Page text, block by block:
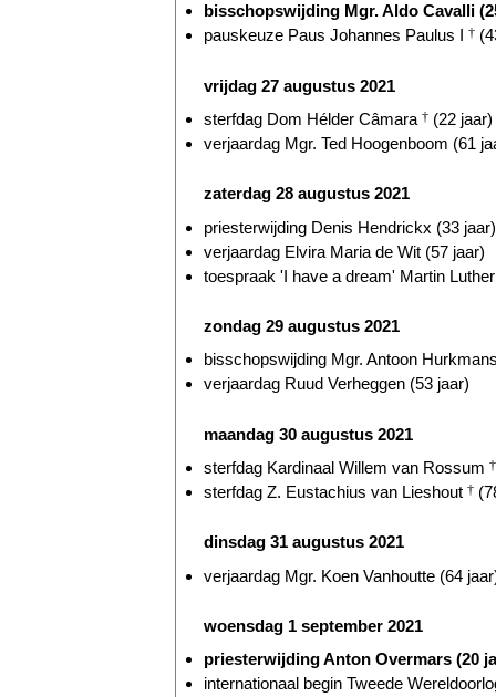
bisschopswijding Mgr. Aldo Cavalli
pauskeuze Paus Johannes Paulus I †
vrijdag 27 augustus 2021
sterfdag Dom Hélder Câmara † (22 jaar)
verjaardag Mgr. Ted Hoogenboom (61
zaterdag 28 augustus 2021
priesterwijding Denis Hendrickx (33 jaar)
verjaardag Elvira Maria de Wit (57 jaar)
toespraak 'I have a dream' Martin
zondag 29 augustus 2021
bisschopswijding Mgr. Antoon
verjaardag Ruud Verheggen (53 jaar)
maandag 30 augustus 2021
sterfdag Kardinaal Willem van Rossum †
sterfdag Z. Eustachius van Lieshout †
dinsdag 31 augustus 2021
verjaardag Mgr. Koen Vanhoutte (64
woensdag 1 september 2021
priesterwijding Anton Overmars (20
internationaal begin Tweede